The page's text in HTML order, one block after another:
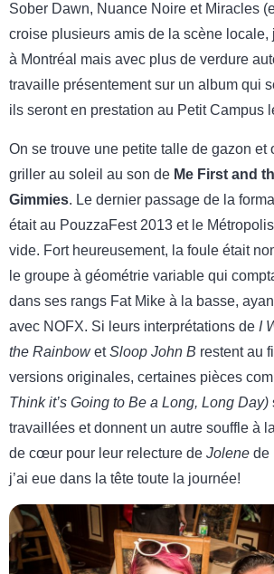
Sober Dawn, Nuance Noire et Miracles
croise plusieurs amis de la scène locale,
à Montréal mais avec plus de verdure
travaille présentement sur un album qui
ils seront en prestation au Petit Campus
On se trouve une petite talle de gazon et
griller au soleil au son de Me First and
Gimmies. Le dernier passage de la
était au PouzzaFest 2013 et le
vide. Fort heureusement, la foule était
le groupe à géométrie variable qui
dans ses rangs Fat Mike à la basse,
avec NOFX. Si leurs interprétations de I
the RainbowetSloop John B restent au
versions originales, certaines pièces
Think it’s Going to Be a Long, Long Day)
travaillées et donnent un autre souffle à
de cœur pour leur relecture de Jolene de
j’ai eue dans la tête toute la journée!